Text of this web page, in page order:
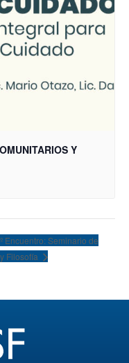
Y
Encuentro: Seminario de
Filosofía